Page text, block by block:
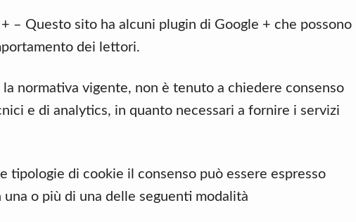
– Questo sito ha alcuni plugin di Google + che possono
dei lettori.
la normativa vigente, non è tenuto a chiedere consenso
e di analytics, in quanto necessari a fornire i servizi
tipologie di cookie il consenso può essere espresso
una o più di una delle seguenti modalità